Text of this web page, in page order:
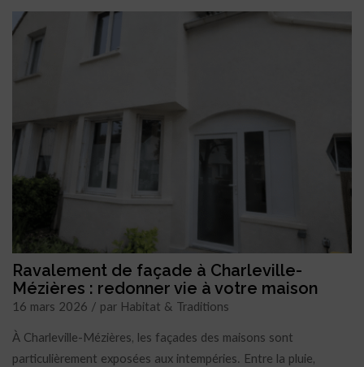
Ravalement de façade à Charleville-
Mézières : redonner vie à votre maison
16 mars 2026 / par Habitat & Traditions
À Charleville-Mézières, les façades des maisons sont
particulièrement exposées aux intempéries. Entre la pluie,